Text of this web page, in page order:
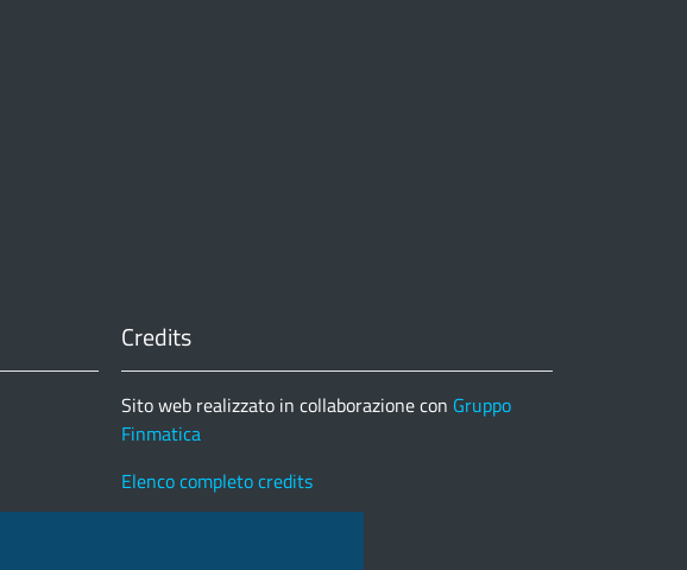
Credits
Sito web realizzato in collaborazione con Gruppo
Finmatica
Elenco completo credits